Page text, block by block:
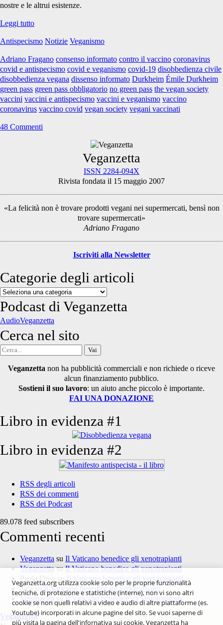
nostre e le altrui esistenze.
Leggi tuttoVaccini,
pass,
e
antispecismo
Antispecismo Notizie Veganismo
Adriano Fragano consenso informato contro il vaccino coronavirus
covid e antispecismo covid e veganismo covid-19 disobbedienza civile
disobbedienza vegana dissenso informato Durkheim Émile Durkheim
green pass green pass obbligatorio no green pass the vegan society
vaccini vaccini e antispecismo vaccini e veganismo vaccino
coronavirus vaccino covid vegan society vegani vaccinati
48 Commenti
Sidebar
Veganzetta
ISSN 2284-094X
Rivista fondata il 15 maggio 2007
«La felicità non è trovare prodotti vegani nei supermercati, bensì non
trovare supermercati»
Adriano Fragano
Iscriviti alla Newsletter
Categorie degli articoli
Categorie
degli
articoli
Podcast di Veganzetta
AudioVeganzetta
Cerca nel sito
Cerca
Veganzetta non ha pubblicità commerciali e non richiede o riceve
alcun finanziamento pubblico.
Sostieni il suo lavoro: un aiuto anche piccolo è importante.
FAI UNA DONAZIONE
Libro in evidenza #1
Libro in evidenza #2
RSS degli articoli
RSS dei commenti
RSS dei Podcast
89.078 feed subscribers
Commenti recenti
Veganzetta su Il Vaticano benedice gli xenotrapianti
VeganzettasuIl Vaticano benedice gli xenotrapianti
Paola Drog suIl Vaticano benedice gli xenotrapianti
luca suIl Vaticano benedice gli xenotrapianti
Veganzetta su Il Vaticano benedice gli xenotrapianti
Veganzetta
Veganzetta.org utilizza cookie solo per le proprie funzionalità
tecniche, di protezione e statistiche (interne), non vi sono altri
cookie se non quelli relativi a video e audio di altre piattaforme (es.
Youtube) incorporati in alcune pagine del sito. Se vuoi saperne di
più visita la pagina dell'infornativa sui cookie. Veganzetta ha